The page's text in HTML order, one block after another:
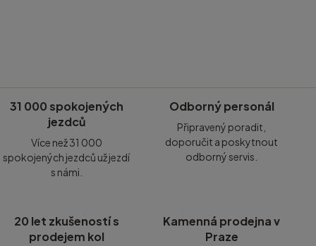
31 000 spokojených
jezdců
Více než 31 000
spokojených jezdců už jezdí
s námi.
Odborný personál
Připravený poradit,
doporučit a poskytnout
odborný servis.
20 let zkušeností s
prodejem kol
Kamenná prodejna v
Praze